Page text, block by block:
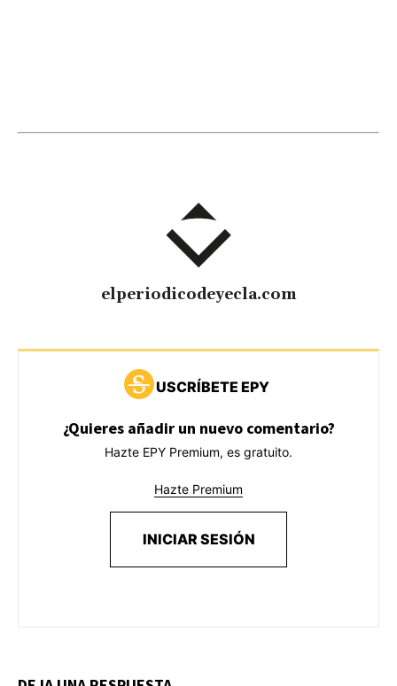
elperiodicodeyecla.com
USCRÍBETE EPY
¿Quieres añadir un nuevo comentario?
Hazte EPY Premium, es gratuito.
Hazte Premium
INICIAR SESIÓN